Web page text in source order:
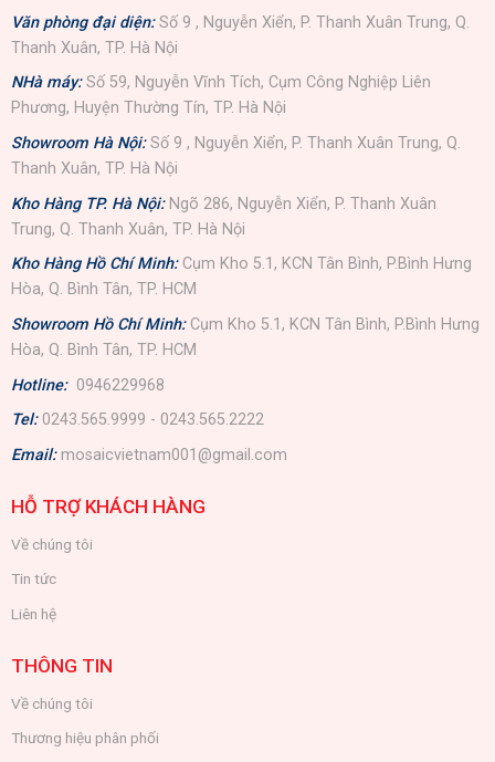
Văn phòng đại diện:Số 9 , Nguyễn Xiển, P. Thanh Xuân Trung, Q.
Thanh Xuân, TP. Hà Nội
NHà máy: Số 59, Nguyễn Vĩnh Tích, Cụm Công Nghiệp Liên
Phương, Huyện Thường Tín, TP. Hà Nội
Showroom Hà Nội: Số 9 , Nguyễn Xiển, P. Thanh Xuân Trung, Q.
Thanh Xuân, TP. Hà Nội
Kho Hàng TP. Hà Nội: Ngõ 286, Nguyễn Xiển, P. Thanh Xuân
Trung, Q. Thanh Xuân, TP. Hà Nội
Kho Hàng Hồ Chí Minh: Cụm Kho 5.1, KCN Tân Bình, P.Bình Hưng
Hòa, Q. Bình Tân, TP. HCM
Showroom Hồ Chí Minh: Cụm Kho 5.1, KCN Tân Bình, P.Bình Hưng
Hòa, Q. Bình Tân, TP. HCM
Hotline: 0946229968
Tel: 0243.565.9999 - 0243.565.2222
Email: mosaicvietnam001@gmail.com
HỖ TRỢ KHÁCH HÀNG
Về chúng tôi
Tin tức
Liên hệ
THÔNG TIN
Về chúng tôi
Thương hiệu phân phối